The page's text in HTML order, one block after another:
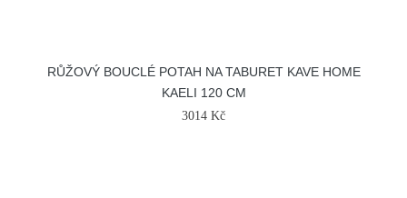
RŮŽOVÝ BOUCLÉ POTAH NA TABURET KAVE HOME
KAELI 120 CM
3014 Kč